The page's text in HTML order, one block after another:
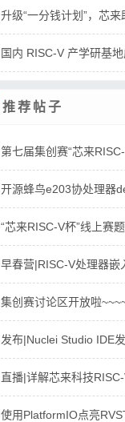
升级“一分钱计划”，芯
国内 RISC-V 产学研基
推荐帖子
第七届集创赛“芯来
开源蜂鸟e203协处理器
“芯来RISC-V杯”线上赛
早春营|RISC-V处理器嵌
集创赛讨论区开放啦
发布|Nuclei Studio IDE
直播|详解芯来科技
使用PlatformIO点亮